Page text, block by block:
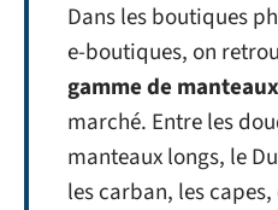
Dans les boutiques
e-boutiques, on
gamme de
marché. Entre les
manteaux longs, le
les carban, les